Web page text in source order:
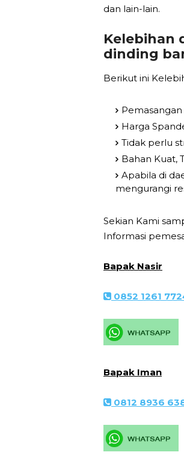
dan lain-lain.
Kelebihan
dinding
Berikut ini
Harga
Tidak perlu
Bahan Kuat,
Apabila di
mengurangi
Sekian Kami
Informasi
Bapak Nasir
0852 1261
Bapak Iman
0812 8936